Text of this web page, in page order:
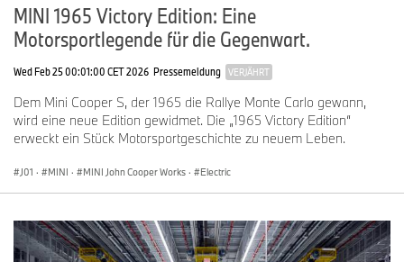
MINI 1965 Victory Edition: Eine
Motorsportlegende für die Gegenwart.
Wed Feb 25 00:01:00 CET 2026 Pressemeldung VERJÄHRT
Dem Mini Cooper S, der 1965 die Rallye Monte Carlo gewann,
wird eine neue Edition gewidmet. Die „1965 Victory Edition“
erweckt ein Stück Motorsportgeschichte zu neuem Leben.
J01 · MINI · MINI John Cooper Works · Electric